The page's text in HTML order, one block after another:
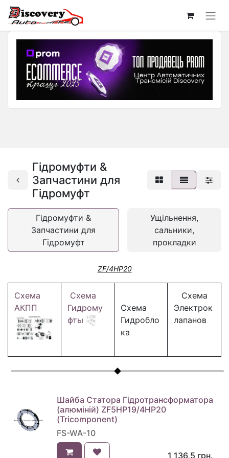
Гідромуфти &
Запчастини для
Гідромуфт
Гідромуфти &
Запчастини для
Гідромуфт
Ущільнення,
сальники,
прокладки
ZF/4HP20
Схема
АКПП
Схема
Гидрому
фты
Схема
Гидробло
ка
Схема
Электрок
лапанов
Шайба Статора Гідротрансформатора
(алюміній) ZF5HP19/4HP20
(Tricomponent)
FS-WA-10
1 136,5 грн.